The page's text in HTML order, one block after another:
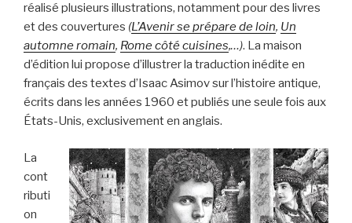
réalisé plusieurs illustrations, notamment pour des livres
et des couvertures (L’Avenir se prépare de loin, Un
automne romain, Rome côté cuisines,…). La maison
d’édition lui propose d’illustrer la traduction inédite en
français des textes d’Isaac Asimov sur l’histoire antique,
écrits dans les années 1960 et publiés une seule fois aux
États-Unis, exclusivement en anglais.
La
cont
ributi
on